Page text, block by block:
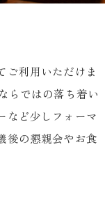
ご利用いただけま
らではの落ち着い
など少しフォーマ
後の懇親会やお食